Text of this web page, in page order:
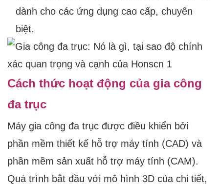
dành cho các ứng dụng cao cấp, chuyên
biệt.
Cách thức hoạt động của gia công
đa trục
Máy gia công đa trục được điều khiển bởi
phần mềm thiết kế hỗ trợ máy tính (CAD) và
phần mềm sản xuất hỗ trợ máy tính (CAM).
Quá trình bắt đầu với mô hình 3D của chi tiết,